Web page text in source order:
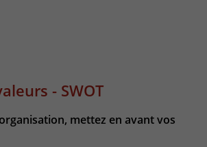
- SWOT​
mettez en avant vos